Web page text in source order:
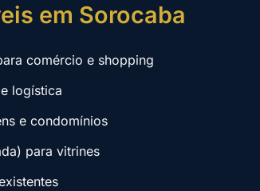
em Sorocaba
comércio e shopping
logística
e condomínios
para vitrines